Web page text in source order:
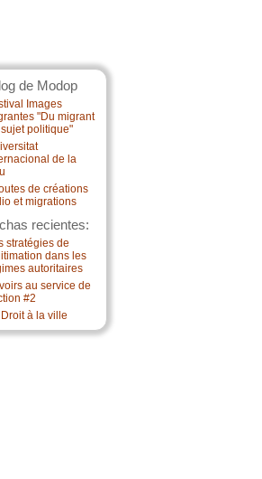
de Modop
Images
"Du migrant
politique"
de la
de créations
et migrations
recientes:
stratégies de
dans les
autoritaires
au service de
#2
Droit à la ville